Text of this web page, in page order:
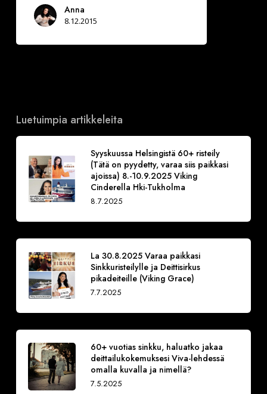
Anna
8.12.2015
Luetuimpia artikkeleita
Syyskuussa Helsingistä 60+ risteily
(Tätä on pyydetty, varaa siis paikkasi
ajoissa) 8.-10.9.2025 Viking
Cinderella Hki-Tukholma
8.7.2025
La 30.8.2025 Varaa paikkasi
Sinkkuristeilylle ja Deittisirkus
pikadeiteille (Viking Grace)
7.7.2025
60+ vuotias sinkku, haluatko jakaa
deittailukokemuksesi Viva-lehdessä
omalla kuvalla ja nimellä?
7.5.2025